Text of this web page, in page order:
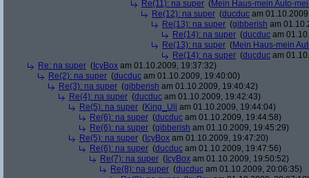
Re(11): na super (Mein Haus-mein Auto-
Re(12): na super (ducduc am
Re(13): na super (gibberish am
Re(14): na super (ducduc am
Re(13): na super (Mein Haus-mein
Re(14): na super (ducduc am
Re: na super ( IcyBox am 01.10.2009, 19:37:32)
Re(2): na super (ducduc am 01.10.2009, 19:40:00)
Re(3): na super (gibberish am 01.10.2009, 19:40:42)
Re(4): na super (ducduc am 01.10.2009, 19:42:43)
Re(5): na super (King_Uli am 01.10.2009, 19:44:04)
Re(6): na super (ducduc am 01.10.2009, 19:44:58)
Re(6): na super (gibberish am 01.10.2009, 19:45:29)
Re(5): na super ( IcyBox am 01.10.2009, 19:47:20)
Re(6): na super (ducduc am 01.10.2009, 19:47:56)
Re(7): na super ( IcyBox am 01.10.2009, 19:50:52)
Re(8): na super (ducduc am 01.10.2009, 20:06:35)